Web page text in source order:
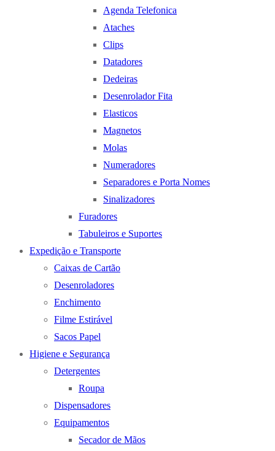
Agenda Telefonica
Ataches
Clips
Datadores
Dedeiras
Desenrolador Fita
Elasticos
Magnetos
Molas
Numeradores
Separadores e Porta Nomes
Sinalizadores
Furadores
Tabuleiros e Suportes
Expedição e Transporte
Caixas de Cartão
Desenroladores
Enchimento
Filme Estirável
Sacos Papel
Higiene e Segurança
Detergentes
Roupa
Dispensadores
Equipamentos
Secador de Mãos